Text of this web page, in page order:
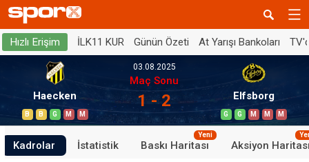
Hızlı Erişim İLK11 KUR Günün Özeti At Yarışı Bankoları
Haecken
B B G M M
03.08.2025
Maç Sonu
1 - 2 Elfsborg
G G M M M
Kadrolar İstatistik Baskı Haritası
Yeni
Aksiyon